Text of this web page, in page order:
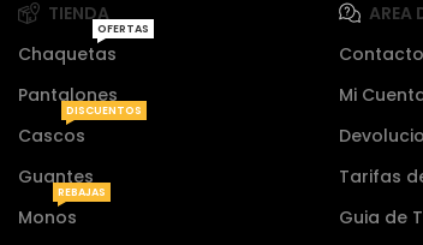
TIENDA
Chaquetas
OFERTAS
Pantalones
Cascos
DISCUENTOS
Guantes
Monos
REBAJAS
AREA
Contacto
Mi
Tarifas
Guia de